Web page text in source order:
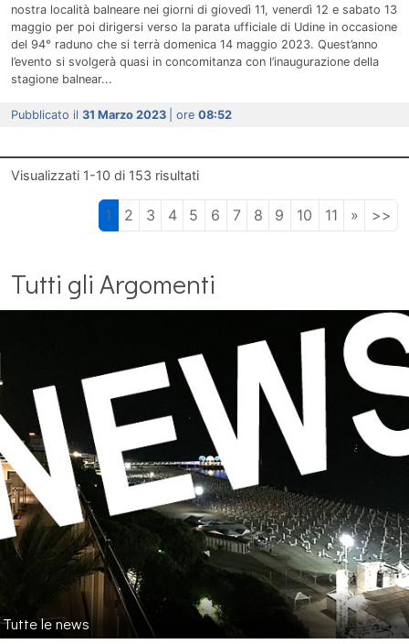
nostra località balneare nei giorni di giovedì 11, venerdì 12 e sabato 13
maggio per poi dirigersi verso la parata ufficiale di Udine in occasione
del 94° raduno che si terrà domenica 14 maggio 2023. Quest’anno
l’evento si svolgerà quasi in concomitanza con l’inaugurazione della
stagione balnear...
Pubblicato il 31 Marzo 2023 | ore 08:52
Visualizzati 1-10 di 153 risultati
1 2 3 4 5 6 7 8 9 10 11 » >>
Tutti gli Argomenti
Tutte le news